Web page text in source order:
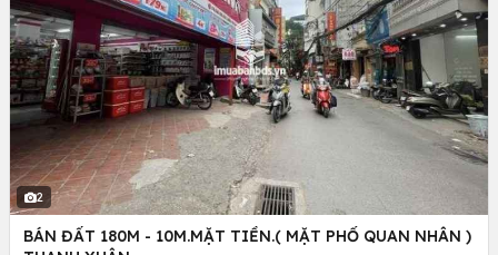
2
BÁN ĐẤT 180M - 10M.MẶT TIỀN.( MẶT PHỐ QUAN NHÂN )